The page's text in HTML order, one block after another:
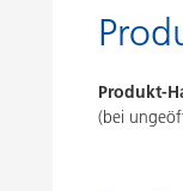
Produkt-
(bei